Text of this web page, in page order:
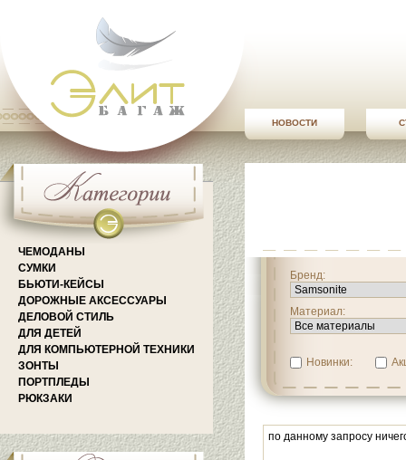
НОВОСТИ
ЧЕМОДАНЫ
СУМКИ
БЬЮТИ-КЕЙСЫ
ДОРОЖНЫЕ АКСЕССУАРЫ
ДЕЛОВОЙ СТИЛЬ
ДЛЯ ДЕТЕЙ
ДЛЯ КОМПЬЮТЕРНОЙ ТЕХНИКИ
ЗОНТЫ
ПОРТПЛЕДЫ
РЮКЗАКИ
Бренд:
Материал:
Новинки:
по данному запросу